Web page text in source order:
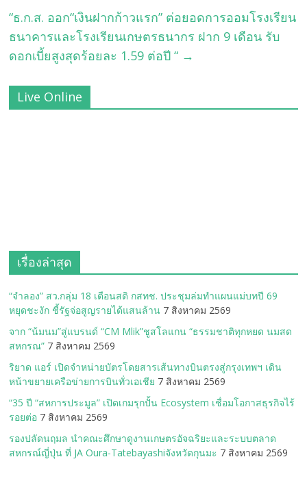
“ธ.ก.ส. ออก“เงินฝากก้าวแรก” ต่อยอดการออมโรงเรียน
ธนาคารและโรงเรียนเกษตรธนากร ฝาก 9 เดือน รับ
ดอกเบี้ยสูงสุดร้อยละ 1.59 ต่อปี “ →
Live Online
เรื่องล่าสุด
“จำลอง” สว.กลุ่ม 18 เตือนสติ กสทช. ประชุมล่มทำแผนแม่บทปี 69
หยุดชะงัก ชี้รัฐจ่อสูญรายได้แสนล้าน 7 สิงหาคม 2569
จาก “น้มนม”สู่แบรนด์ “CM Mlik”ชูสโลแกน “ธรรมชาติทุกหยด นมสด
สหกรณ” 7 สิงหาคม 2569
ริยาด แอร์ เปิดจำหน่ายบัตรโดยสารเส้นทางบินตรงสู่กรุงเทพฯ เดิน
หน้าขยายเครือข่ายการบินทั่วเอเชีย 7 สิงหาคม 2569
“35 ปี “สหการประมูล” เปิดเกมรุกปั้น Ecosystem เชื่อมโอกาสธุรกิจไร้
รอยต่อ 7 สิงหาคม 2569
รองปลัดนฤมล นำคณะศึกษาดูงานเกษตรอัจฉริยะและระบบตลาด
สหกรณ์ญี่ปุ่น ที่ JA Oura-Tatebayashiจังหวัดกุนมะ 7 สิงหาคม 2569